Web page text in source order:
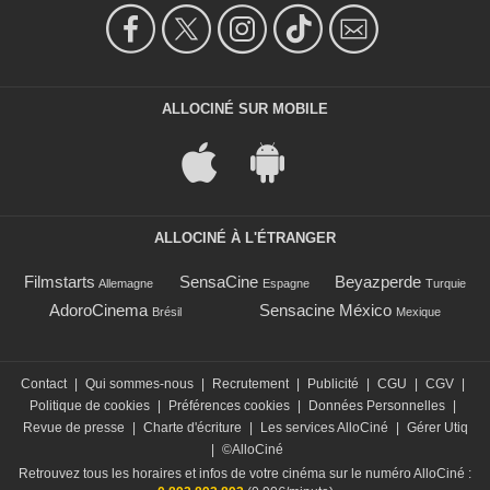
ALLOCINÉ SUR MOBILE
ALLOCINÉ À L'ÉTRANGER
Filmstarts Allemagne SensaCine Espagne Beyazperde Turquie
AdoroCinema Brésil Sensacine México Mexique
Contact Qui sommes-nous Recrutement Publicité CGU CGV
Politique de cookies
Préférences cookies Données Personnelles
Revue de presse
Charte d'écriture Les services AlloCiné
Gérer Utiq
©AlloCiné
Retrouvez tous les horaires et infos de votre cinéma sur le numéro AlloCiné :